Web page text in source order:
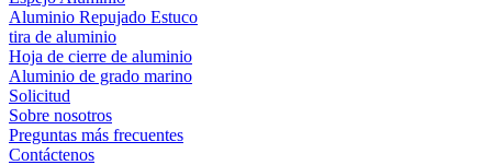
Aluminio Repujado Estuco
tira de aluminio
Hoja de cierre de aluminio
Aluminio de grado marino
Solicitud
Sobre nosotros
Preguntas más frecuentes
Contáctenos